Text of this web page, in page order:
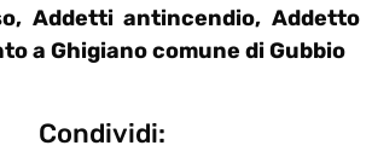
Addetti antincendio, Addetto
a Ghigiano comune di Gubbio
Condividi: